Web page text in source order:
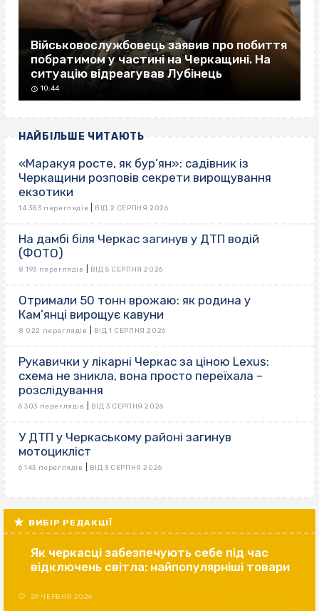
Військовослужбовець заявив про побиття
побратимом у частині на Черкащині. На
ситуацію відреагував Лубінець
10:44
НАЙБІЛЬШЕ ЧИТАЮТЬ
«Маракуя росте, як бур’ян»: садівник із
Черкащини розповів секрети вирощування
екзотики
14 383 переглядів ВІД 2 СЕРПНЯ 2026
На дамбі біля Черкас загинув у ДТП водій
(ФОТО)
8 193 переглядів ВІД 5 СЕРПНЯ 2026
Отримали 50 тонн врожаю: як родина у
Кам’янці вирощує кавуни
8 022 переглядів ВІД 1 СЕРПНЯ 2026
Рукавички у лікарні Черкас за ціною Lexus:
схема не зникла, вона просто переїхала –
розслідування
6 303 переглядів ВІД 3 СЕРПНЯ 2026
У ДТП у Черкаському районі загинув
мотоцикліст
6 143 переглядів ВІД 3 СЕРПНЯ 2026
ВИБІР РЕДАКЦІЇ
Як черкасці забезпечують себе під час
відключень світла: найпопулярніші товари
29 ЧЕРВНЯ 2026